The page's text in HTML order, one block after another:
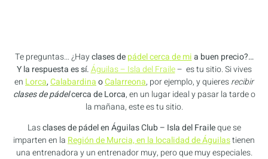
Te preguntas… ¿Hayclases depádel cercade mia buen precio?…
Y la respuesta es sí.Águilas – Isla del Fraile– es tu sitio. Si vives
en Lorca,CalabardinaoCalarreona, por ejemplo, y quieresrecibir
clases de pádelcerca de Lorca, en un lugar ideal y pasar la tarde o
la mañana, este es tu sitio.
Lasclases de pádelen Águilas Club – Isla del Fraileque se
imparten en la Región de Murcia, en la localidad de Águilastienen
una entrenadora y un entrenador muy, pero que muy especiales.